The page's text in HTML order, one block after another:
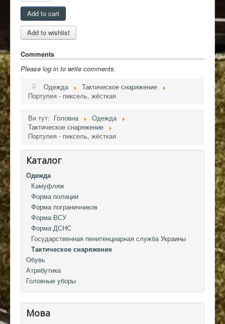
Comments
Please log in to write comments.
Одежда
Тактическое снаряжение
Портупея - пиксель, жёсткая
Ви тут: Головна
Одежда
Тактическое снаряжение
Портупея - пиксель, жёсткая
Каталог
Одежда
Камуфляж
Форма полиции
Форма пограничников
Форма ВСУ
Форма ДСНС
Государственная пенитенциарная служба Украины
Тактическое снаряжение
Обувь
Атрибутика
Головные уборы
Мова